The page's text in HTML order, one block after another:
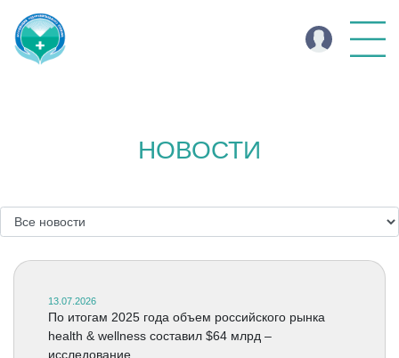
НОВОСТИ
13.07.2026
По итогам 2025 года объем российского рынка
health & wellness составил $64 млрд –
исследование